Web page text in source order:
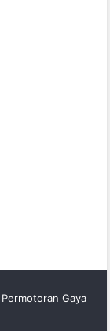
Permotoran Gaya